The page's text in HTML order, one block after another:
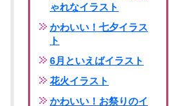
ゃれなイラスト
かわいい！七夕イラス
ト
6月といえばイラスト
花火イラスト
かわいい！お祭りのイ